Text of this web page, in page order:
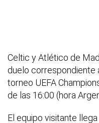
Celtic y Atlético de
duelo correspondiente
torneo UEFA
de las 16:00 (hora
El equipo visitante